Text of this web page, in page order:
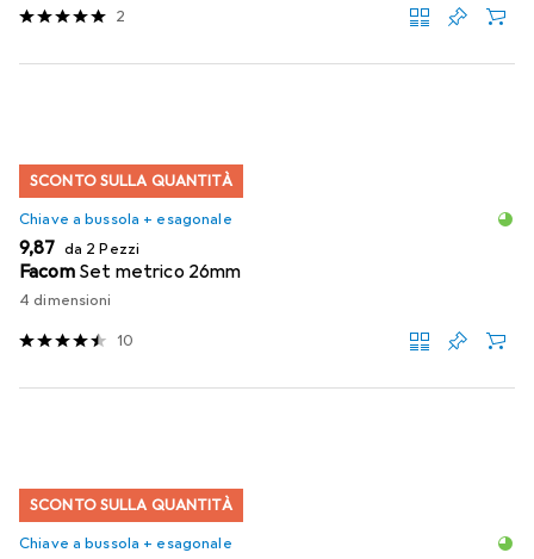
2
SCONTO SULLA QUANTITÀ
Chiave a bussola + esagonale
EUR
9,87 da 2 Pezzi
Facom Set metrico 26mm
4 dimensioni
10
SCONTO SULLA QUANTITÀ
Chiave a bussola + esagonale